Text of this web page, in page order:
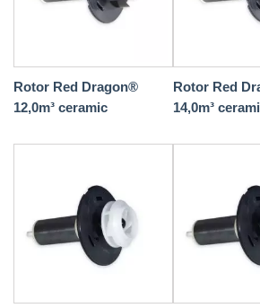
Rotor Red Dragon®
12,0m³ ceramic
Rotor Red
14,0m³